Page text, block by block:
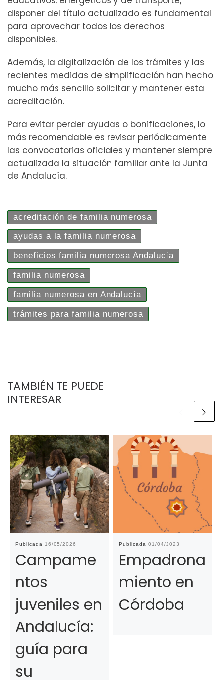
disponer del título actualizado es fundamental
para aprovechar todos los derechos
disponibles.
Además, la digitalización de los trámites y las
recientes medidas de simplificación han hecho
mucho más sencillo solicitar y mantener esta
acreditación.
Para evitar perder ayudas o bonificaciones, lo
más recomendable es revisar periódicamente
las convocatorias oficiales y mantener siempre
actualizada la situación familiar ante la Junta
de Andalucía.
acreditación de familia numerosa
ayudas a la familia numerosa
beneficios familia numerosa Andalucía
familia numerosa
familia numerosa en Andalucía
trámites para familia numerosa
TAMBIÉN TE PUEDE
INTERESAR
Publicada 16/05/2026
Campame
ntos
juveniles en
Andalucía:
guía para
su
Publicada 01/04/2023
Empadrona
miento en
Córdoba